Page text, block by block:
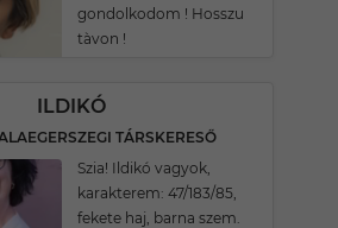
gondolkodom ! Hosszu
tàvon !
ILDIKÓ
TÁRSKERESŐ
Szia! Ildikó vagyok,
karakterem: 47/183/85,
fekete haj, barna szem.